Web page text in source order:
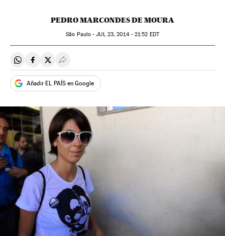
PEDRO MARCONDES DE MOURA
São Paulo -JUL23, 2014 - 21:52 EDT
Compartir en Whatsapp
Compartir en Facebook
Compartir en Twitter
Desplegar Redes Sociales
Añadir EL PAÍS en Google